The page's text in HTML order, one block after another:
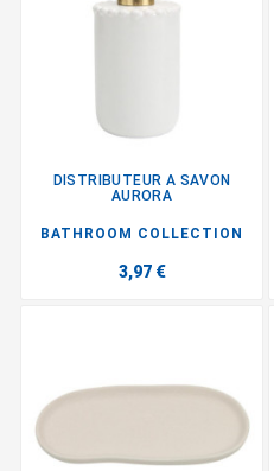
DISTRIBUTEUR A SAVON
AURORA
BATHROOM COLLECTION
3,97 €